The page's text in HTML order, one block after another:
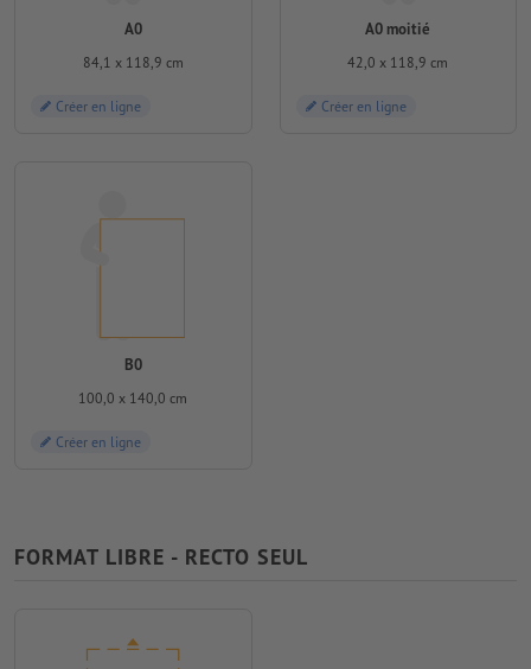
A0
84,1 x 118,9 cm
Créer en ligne
A0 moitié
42,0 x 118,9 cm
Créer en ligne
B0
100,0 x 140,0 cm
Créer en ligne
FORMAT LIBRE - RECTO SEUL